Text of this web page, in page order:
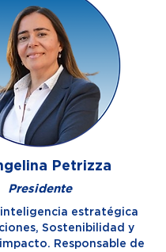
Petrizza
Presidente
inteligencia estratégica
Sostenibilidad y
Responsable de